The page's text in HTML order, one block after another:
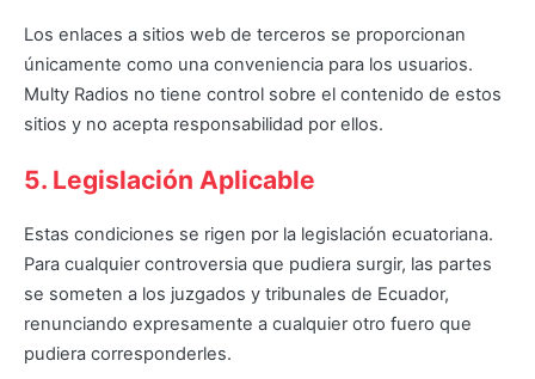
Los enlaces a sitios web de terceros se proporcionan
únicamente como una conveniencia para los usuarios.
Multy Radios no tiene control sobre el contenido de estos
sitios y no acepta responsabilidad por ellos.
5. Legislación Aplicable
Estas condiciones se rigen por la legislación ecuatoriana.
Para cualquier controversia que pudiera surgir, las partes
se someten a los juzgados y tribunales de Ecuador,
renunciando expresamente a cualquier otro fuero que
pudiera corresponderles.